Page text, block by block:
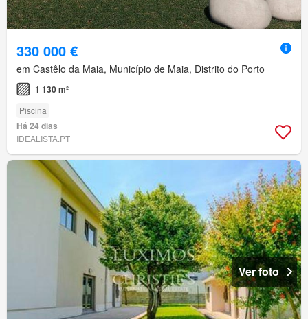
330 000 €
em Castêlo da Maia, Município de Maia, Distrito do Porto
1 130 m²
Piscina
Há 24 dias
IDEALISTA.PT
Ver foto